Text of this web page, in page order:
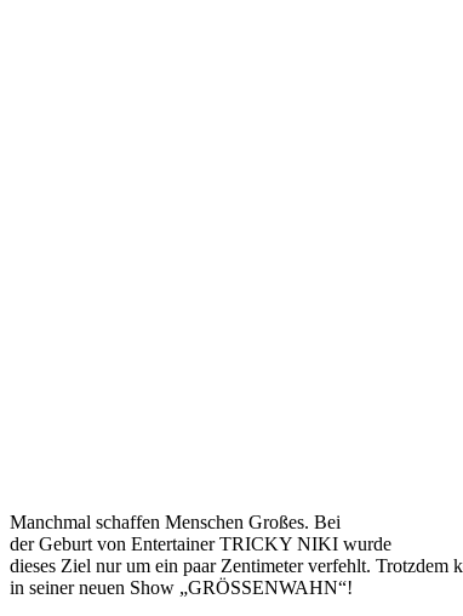
Manchmal schaffen Menschen Großes. Bei
der Geburt von Entertainer TRICKY NIKI wurde
dieses Ziel nur um ein paar Zentimeter verfehlt. Trotzdem
in seiner neuen Show „GRÖSSENWAHN“!